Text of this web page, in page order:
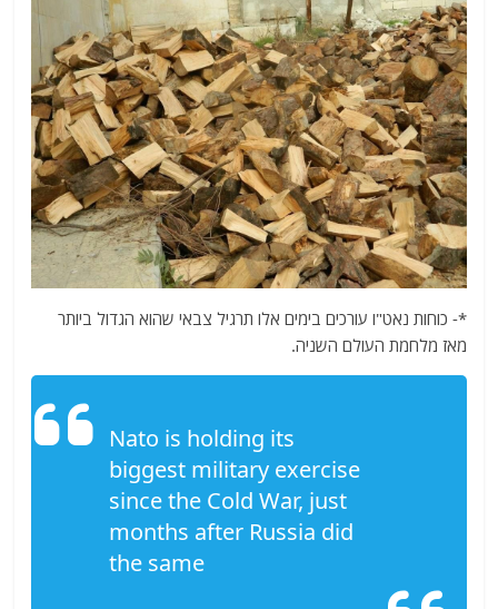
*- כוחות נאט"ו עורכים בימים אלו תרגיל צבאי שהוא הגדול ביותר
מאז מלחמת העולם השניה.
Nato is holding its
biggest military exercise
since the Cold War, just
months after Russia did
the same